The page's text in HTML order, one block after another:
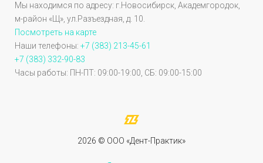
Мы находимся по адресу: г.Новосибирск, Академгородок,
м-район «Щ», ул.Разъездная, д. 10.
Посмотреть на карте
Наши телефоны: +7 (383) 213-45-61
+7 (383) 332-90-83
Часы работы: ПН-ПТ: 09:00-19:00, СБ: 09:00-15:00
2026 © OOO «Дент-Практик»